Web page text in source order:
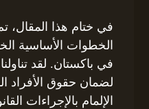
في ختام هذا المقال،
الخطوات الأساسية
في باكستان. لقد
لضمان حقوق الأفراد
الإلمام بالإجراءات